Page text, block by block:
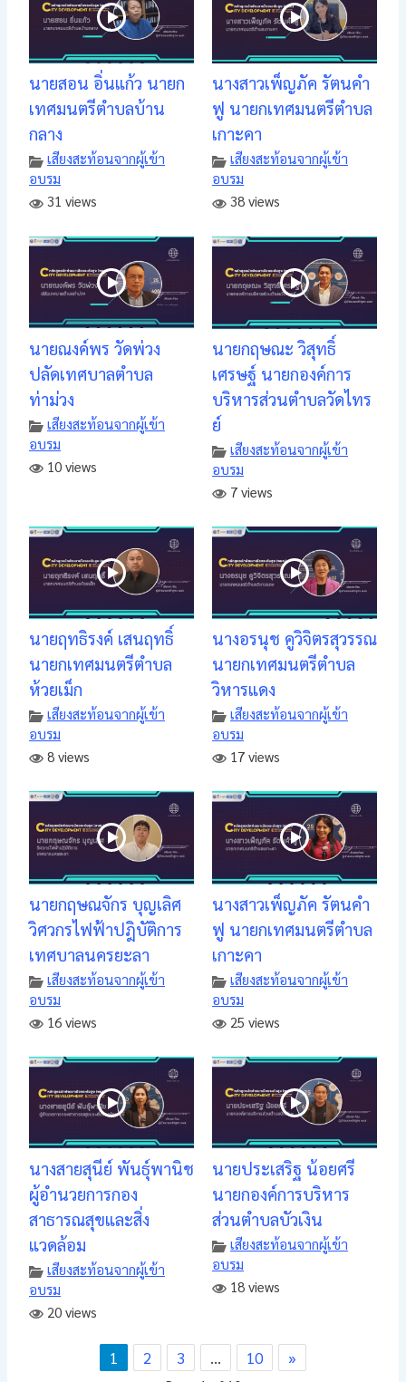
นายสอน อิ่นแก้ว นายก
เทศมนตรีตำบลบ้าน
กลาง
เสียงสะท้อนจากผู้เข้า
อบรม
31 views
นางสาวเพ็ญภัค รัตนคำ
ฟู นายกเทศมนตรีตำบล
เกาะคา
เสียงสะท้อนจากผู้เข้า
อบรม
38 views
นายณงค์พร วัดพ่วง
ปลัดเทศบาลตำบล
ท่าม่วง
เสียงสะท้อนจากผู้เข้า
อบรม
10 views
นายกฤษณะ วิสุทธิ์
เศรษฐ์ นายกองค์การ
บริหารส่วนตำบลวัดไทร
ย์
เสียงสะท้อนจากผู้เข้า
อบรม
7 views
นายฤทธิรงค์ เสนฤทธิ์
นายกเทศมนตรีตำบล
ห้วยเม็ก
เสียงสะท้อนจากผู้เข้า
อบรม
8 views
นางอรนุช คูวิจิตรสุวรรณ
นายกเทศมนตรีตำบล
วิหารแดง
เสียงสะท้อนจากผู้เข้า
อบรม
17 views
นายกฤษณจักร บุญเลิศ
วิศวกรไฟฟ้าปฎิบัติการ
เทศบาลนครยะลา
เสียงสะท้อนจากผู้เข้า
อบรม
16 views
นางสาวเพ็ญภัค รัตนคำ
ฟู นายกเทศมนตรีตำบล
เกาะคา
เสียงสะท้อนจากผู้เข้า
อบรม
25 views
นางสายสุนีย์ พันธุ์พานิช
ผู้อำนวยการกอง
สาธารณสุขและสิ่ง
แวดล้อม
เสียงสะท้อนจากผู้เข้า
อบรม
20 views
นายประเสริฐ น้อยศรี
นายกองค์การบริหาร
ส่วนตำบลบัวเงิน
เสียงสะท้อนจากผู้เข้า
อบรม
18 views
1 2 3 … 10 »